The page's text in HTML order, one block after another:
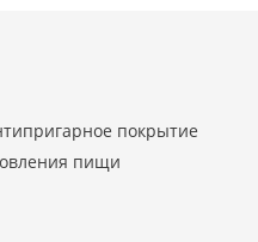
покрытие
пищи